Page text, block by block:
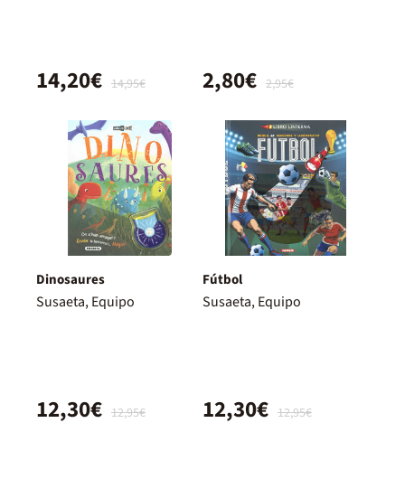
14,95€
14,20€ 2,95€
2,80€
Dinosaures
Susaeta, Equipo
12,95€
12,30€
Fútbol
Susaeta, Equipo
12,95€
12,30€